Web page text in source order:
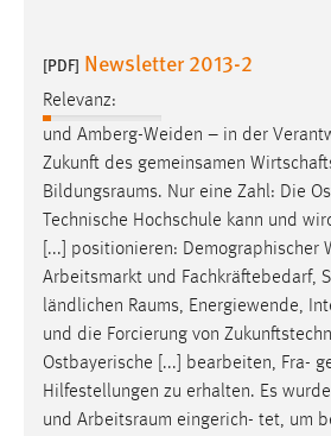
[PDF] Newsletter 2013-2
Relevanz:
und Amberg-Weiden – in der
Zukunft des gemeinsamen
Bildungsraums. Nur eine Zahl: Die
Technische Hochschule kann und
[...] positionieren: Demographischer
Arbeitsmarkt und Fachkräftebedarf,
ländlichen Raums, Energiewende,
und die Forcierung von
Ostbayerische [...] bearbeiten, Fra-
Hilfestellungen zu erhalten. Es
und Arbeitsraum eingerich- tet, um